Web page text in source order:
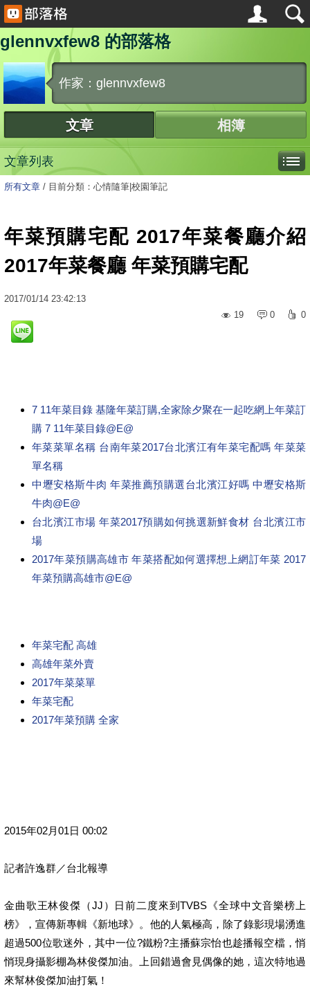
glennvxfew8 的部落格
作家：glennvxfew8
文章 相簿
文章列表
所有文章 / 目前分類：心情隨筆|校園筆記
年菜預購宅配 2017年菜餐廳介紹
2017年菜餐廳 年菜預購宅配
2017/01/14 23:42:13
19
0 0
7 11年菜目錄 基隆年菜訂購,全家除夕聚在一起吃網上年菜訂
購 7 11年菜目錄@E@
年菜菜單名稱 台南年菜2017台北濱江有年菜宅配嗎 年菜菜
單名稱
中壢安格斯牛肉 年菜推薦預購選台北濱江好嗎 中壢安格斯
牛肉@E@
台北濱江市場 年菜2017預購如何挑選新鮮食材 台北濱江市
場
2017年菜預購高雄市 年菜搭配如何選擇想上網訂年菜 2017
年菜預購高雄市@E@
年菜宅配 高雄
高雄年菜外賣
2017年菜菜單
年菜宅配
2017年菜預購 全家
2015年02月01日 00:02
記者許逸群／台北報導
金曲歌王林俊傑（JJ）日前二度來到TVBS《全球中文音樂榜上
榜》，宣傳新專輯《新地球》。他的人氣極高，除了錄影現場湧進
超過500位歌迷外，其中一位?鐵粉?主播蘇宗怡也趁播報空檔，悄
悄現身攝影棚為林俊傑加油。上回錯過會見偶像的她，這次特地過
來幫林俊傑加油打氣！